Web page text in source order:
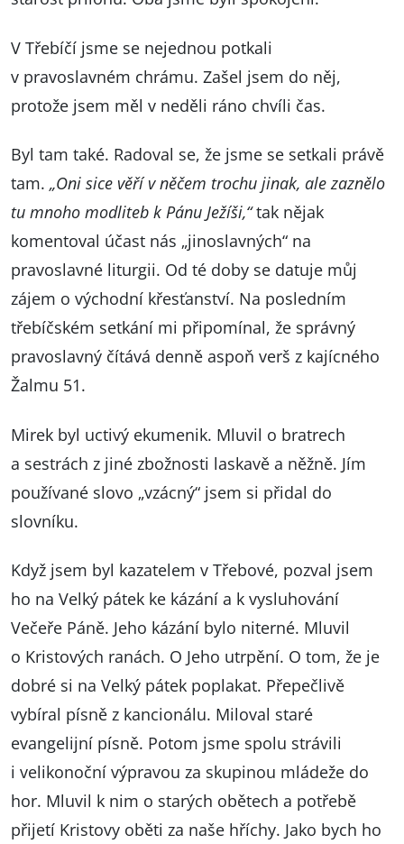
V Třebíčí jsme se nejednou potkali
v pravoslavném chrámu. Zašel jsem do něj,
protože jsem měl v neděli ráno chvíli čas.
Byl tam také. Radoval se, že jsme se setkali právě
tam. „Oni sice věří v něčem trochu jinak, ale zaznělo
tu mnoho modliteb k Pánu Ježíši,“tak nějak
komentoval účast nás „jinoslavných“ na
pravoslavné liturgii. Od té doby se datuje můj
zájem o východní křesťanství. Na posledním
třebíčském setkání mi připomínal, že správný
pravoslavný čítává denně aspoň verš z kajícného
Žalmu 51.
Mirek byl uctivý ekumenik. Mluvil o bratrech
a sestrách z jiné zbožnosti laskavě a něžně. Jím
používané slovo „vzácný“ jsem si přidal do
slovníku.
Když jsem byl kazatelem v Třebové, pozval jsem
ho na Velký pátek ke kázání a k vysluhování
Večeře Páně. Jeho kázání bylo niterné. Mluvil
o Kristových ranách. O Jeho utrpění. O tom, že je
dobré si na Velký pátek poplakat. Přepečlivě
vybíral písně z kancionálu. Miloval staré
evangelijní písně. Potom jsme spolu strávili
i velikonoční výpravou za skupinou mládeže do
hor. Mluvil k nim o starých obětech a potřebě
přijetí Kristovy oběti za naše hříchy. Jako bych ho